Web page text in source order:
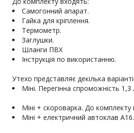
Самогонний апарат.
Термометр.
Заглушки.
Шланги ПВХ
Утехо представляє декілька
Міні + скороварка. До